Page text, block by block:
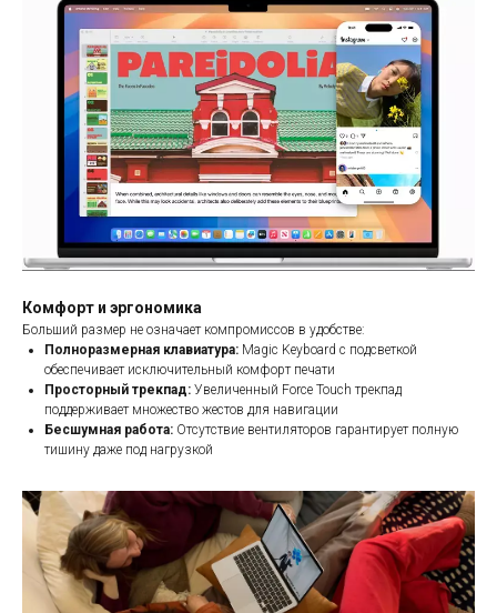
Комфорт и эргономика
Больший размер не означает компромиссов в удобстве:
Полноразмерная клавиатура: Magic Keyboard с подсветкой
обеспечивает исключительный комфорт печати
Просторный трекпад: Увеличенный Force Touch трекпад
поддерживает множество жестов для навигации
Бесшумная работа: Отсутствие вентиляторов гарантирует полную
тишину даже под нагрузкой